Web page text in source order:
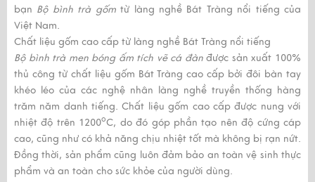
bạn Bộ bình trà gốmtừ làng nghề Bát Tràng nổi tiếng của
Việt Nam.
Chất liệu gốm cao cấp từ làng nghề Bát Tràng nổi tiếng
Bộ bình trà men bóng ấm tích vẽ cá đànđược sản xuất 100%
thủ công từ chất liệu gốm Bát Tràng cao cấp bởi đôi bàn tay
khéo léo của các nghệ nhân làng nghề truyền thống hàng
trăm năm danh tiếng. Chất liệu gốm cao cấp được nung với
nhiệt độ trên 1200oC, do đó góp phần tạo nên độ cứng cáp
cao, cũng như có khả năng chịu nhiệt tốt mà không bị rạn nứt.
Đồng thời, sản phẩm cũng luôn đảm bảo an toàn vệ sinh thực
phẩm và an toàn cho sức khỏe của người dùng.